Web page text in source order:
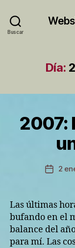
Buscar
Día:
Categorías
Í
A
2007:
Fecha
2
Las últimas
bufando en el
balance del
para mí. Las